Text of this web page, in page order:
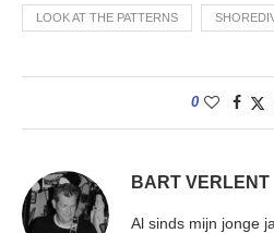
LOOK AT THE PATTERNS
0
BART VERLENT
Al sinds mijn jonge